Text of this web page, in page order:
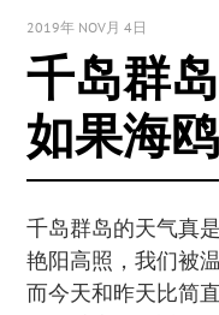
2019年 NOV月 4日
千岛群
如果海
千岛群岛的天气真
艳阳高照，我们被
而今天和昨天比简